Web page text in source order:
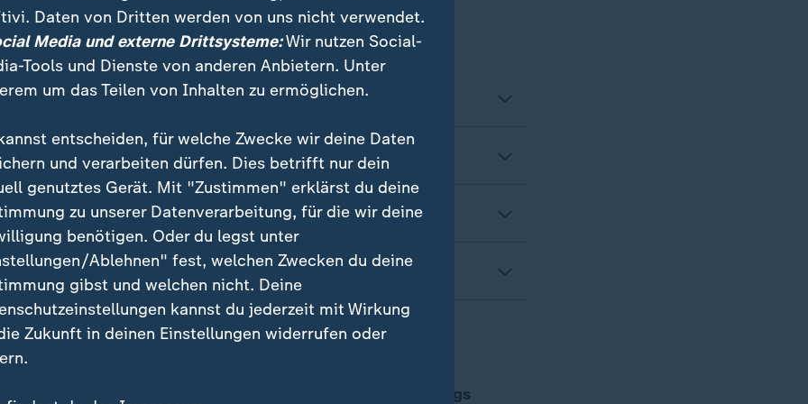
| 11. Januar 2024
von rechts?
ungelöst
Kommentarspalte:
mittwochs ab 15 Uhr bis gegen 18:00 Uhr und donnerstags
Daten von Dritten werden von uns nicht verwendet.
Media und externe Drittsysteme:Wir nutzen Social-
Tools und Dienste von anderen Anbietern. Unter
um das Teilen von Inhalten zu ermöglichen.
entscheiden, für welche Zwecke wir deine Daten
und verarbeiten dürfen. Dies betrifft nur dein
genutztes Gerät. Mit "Zustimmen" erklärst du deine
zu unserer Datenverarbeitung, für die wir deine
benötigen. Oder du legst unter
Ablehnen" fest, welchen Zwecken du deine
gibst und welchen nicht. Deine
kannst du jederzeit mit Wirkung
Zukunft in deinen Einstellungen widerrufen oder